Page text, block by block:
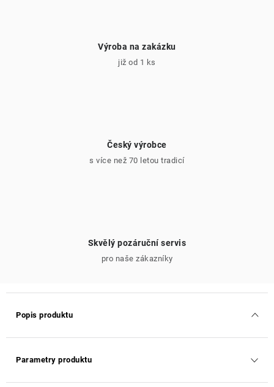
Výroba na zakázku
již od 1 ks
Český výrobce
s více než 70 letou tradicí
Skvělý pozáruční servis
pro naše zákazníky
Popis produktu
Parametry produktu